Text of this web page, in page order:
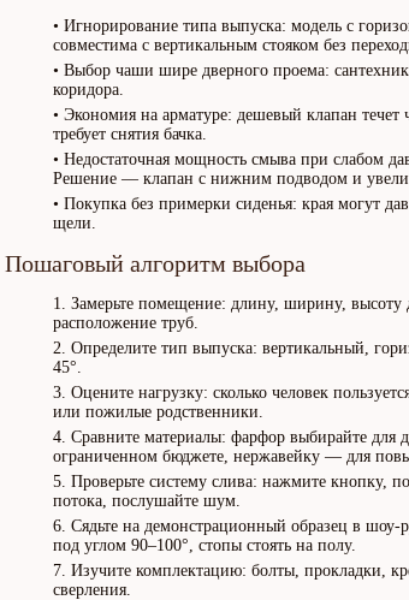
• Игнорирование типа выпуска: модель с
совместима с вертикальным стояком без
• Выбор чаши шире дверного проема:
коридора.
• Экономия на арматуре: дешевый клапан течет
требует снятия бачка.
• Недостаточная мощность смыва при слабом
Решение — клапан с нижним подводом и
• Покупка без примерки сиденья: края могут
щели.
Пошаговый алгоритм выбора
Замерьте помещение: длину, ширину, высоту
расположение труб.
Определите тип выпуска: вертикальный,
45°.
Оцените нагрузку: сколько человек
или пожилые родственники.
Сравните материалы: фарфор выбирайте
ограниченном бюджете, нержавейку — для
Проверьте систему слива: нажмите кнопку,
потока, послушайте шум.
Сядьте на демонстрационный образец в шоу-
под углом 90–100°, стопы стоять на полу.
Изучите комплектацию: болты, прокладки,
сверления.